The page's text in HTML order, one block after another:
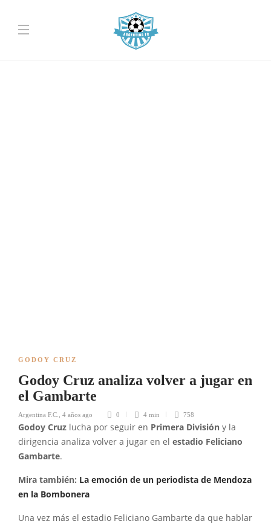
GODOY CRUZ
Godoy Cruz analiza volver a jugar en
el Gambarte
Argentina F.C. 4 años ago 0 4 min 758
Godoy Cruz lucha por seguir en Primera División y la
dirigencia analiza volver a jugar en el estadio Feliciano
Gambarte.
Mira también: La emoción de un periodista de Mendoza
en la Bombonera
Una vez más el estadio Feliciano Gambarte da que hablar